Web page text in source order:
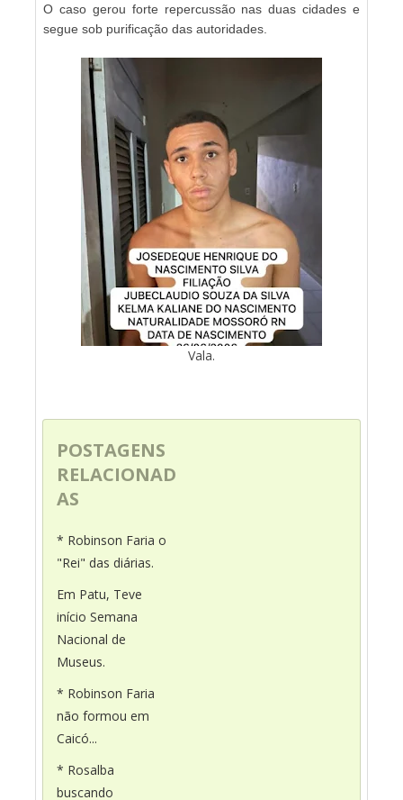
O caso gerou forte repercussão nas duas cidades e
segue sob purificação das autoridades.
Vala.
POSTAGENS
RELACIONAD
AS
* Robinson Faria o
"Rei" das diárias.
Em Patu, Teve
início Semana
Nacional de
Museus.
* Robinson Faria
não formou em
Caicó...
* Rosalba
buscando